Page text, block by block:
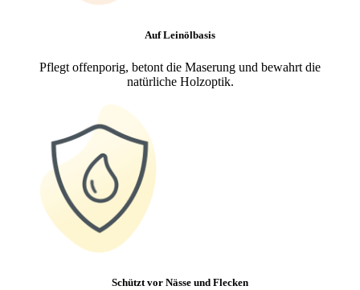
Auf Leinölbasis
Pflegt offenporig, betont die Maserung und bewahrt die
natürliche Holzoptik.
Schützt vor Nässe und Flecken